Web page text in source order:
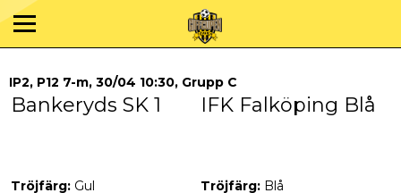
IP2, P12 7-m, 30/04 10:30, Grupp C
Bankeryds SK 1 IFK Falköping Blå
Tröjfärg: Gul
Tröjfärg: Blå